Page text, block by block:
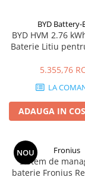
Aparataj modular
Standard German
Intrerupator
Rama ornament
Intrerupator
Modular
Priza+Intrerupator
BYD Battery-
BYD HVM 2.76
Baterie Litiu
5.355,76
LA
ADAUGA IN COS
NOU Fronius
Sistem de
baterie Fronius